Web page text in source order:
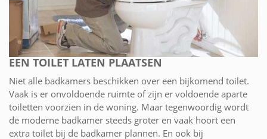
EEN TOILET LATEN PLAATSEN
Niet alle badkamers beschikken over een bijkomend toilet.
Vaak is er onvoldoende ruimte of zijn er voldoende aparte
toiletten voorzien in de woning. Maar tegenwoordig wordt
de moderne badkamer steeds groter en vaak hoort een
extra toilet bij de badkamer plannen. En ook bij